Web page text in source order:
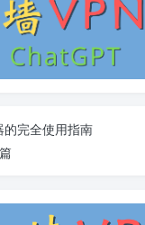
完全使用指南